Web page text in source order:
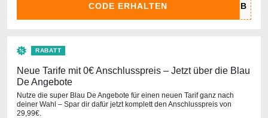
CODE ERHALTEN
RABATT
Neue Tarife mit 0€ Anschlusspreis – Jetzt über die Blau
De Angebote
Nutze die super Blau De Angebote für einen neuen Tarif ganz nach
deiner Wahl – Spar dir dafür jetzt komplett den Anschlusspreis von
29,99€.